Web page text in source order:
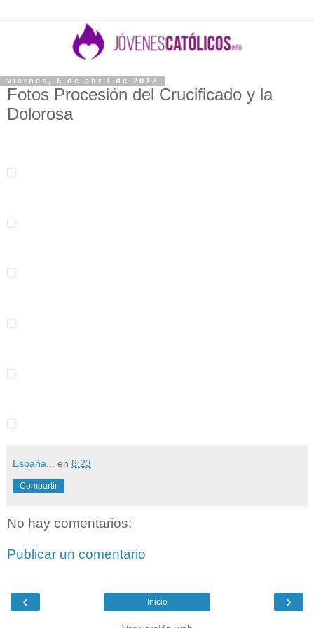
viernes, 6 de abril de 2012
Fotos Procesión del Crucificado y la
Dolorosa
España... en 8:23
Compartir
No hay comentarios:
Publicar un comentario
‹ ›
Inicio